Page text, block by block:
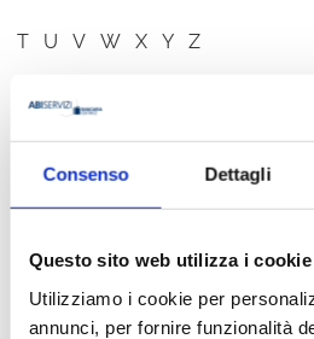
Consenso Dettagli
Questo sito web utilizza i cookie
Utilizziamo i cookie per
annunci, per fornire funzionalità
T U V W X Y Z
AUTORE
Adrian C. Hill